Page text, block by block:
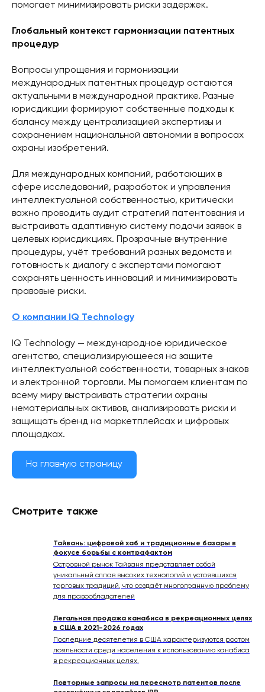
помогает минимизировать риски задержек.
Глобальный контекст гармонизации патентных
процедур
Вопросы упрощения и гармонизации
международных патентных процедур остаются
актуальными в международной практике. Разные
юрисдикции формируют собственные подходы к
балансу между централизацией экспертизы и
сохранением национальной автономии в вопросах
охраны изобретений.
Для международных компаний, работающих в
сфере исследований, разработок и управления
интеллектуальной собственностью, критически
важно проводить аудит стратегий патентования и
выстраивать адаптивную систему подачи заявок в
целевых юрисдикциях. Прозрачные внутренние
процедуры, учёт требований разных ведомств и
готовность к диалогу с экспертами помогают
сохранять ценность инноваций и минимизировать
правовые риски.
О компании IQ Technology
IQ Technology — международное юридическое
агентство, специализирующееся на защите
интеллектуальной собственности, товарных знаков
и электронной торговли. Мы помогаем клиентам по
всему миру выстраивать стратегии охраны
нематериальных активов, анализировать риски и
защищать бренд на маркетплейсах и цифровых
площадках.
На главную страницу
Смотрите также
Тайвань: цифровой хаб и традиционные базары в
фокусе борьбы с контрафактом
Островной рынок Тайваня представляет собой
уникальный сплав высоких технологий и устоявшихся
торговых традиций, что создаёт многогранную проблему
для правообладателей
Легальная продажа канабиса в рекреационных целях
в США в 2021-2026 годах
Последние десятелетия в США характеризуются ростом
лояльности среди населения к использованию канабиса
в рекреационных целях.
Повторные запросы на пересмотр патентов после